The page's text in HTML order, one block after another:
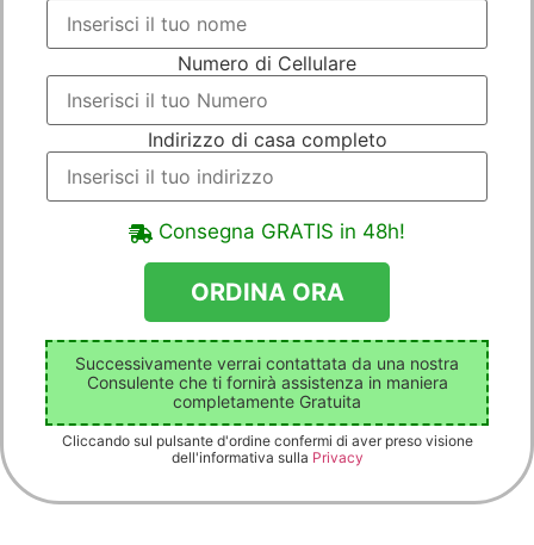
Numero di Cellulare
Indirizzo di casa completo
Consegna GRATIS in 48h!
Successivamente verrai contattata da una nostra
Consulente che ti fornirà assistenza in maniera
completamente Gratuita
Cliccando sul pulsante d'ordine confermi di aver preso visione
dell'informativa sulla Privacy